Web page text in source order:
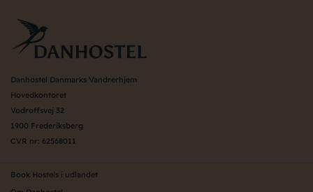
Danhostel Danmarks Vandrerhjem
Hovedkontoret
Vodroffsvej 32
1900 Frederiksberg
CVR nr: 62568011
Book Hostels i udlandet